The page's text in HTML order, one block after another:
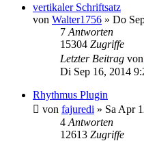
vertikaler Schriftsatz
von Walter1756 » Do
7 Antworten
15304 Zugriffe
Letzter Beitrag von
Di Sep 16, 2014
Rhythmus Plugin
von fajuredi » Sa Apr
4 Antworten
12613 Zugriffe